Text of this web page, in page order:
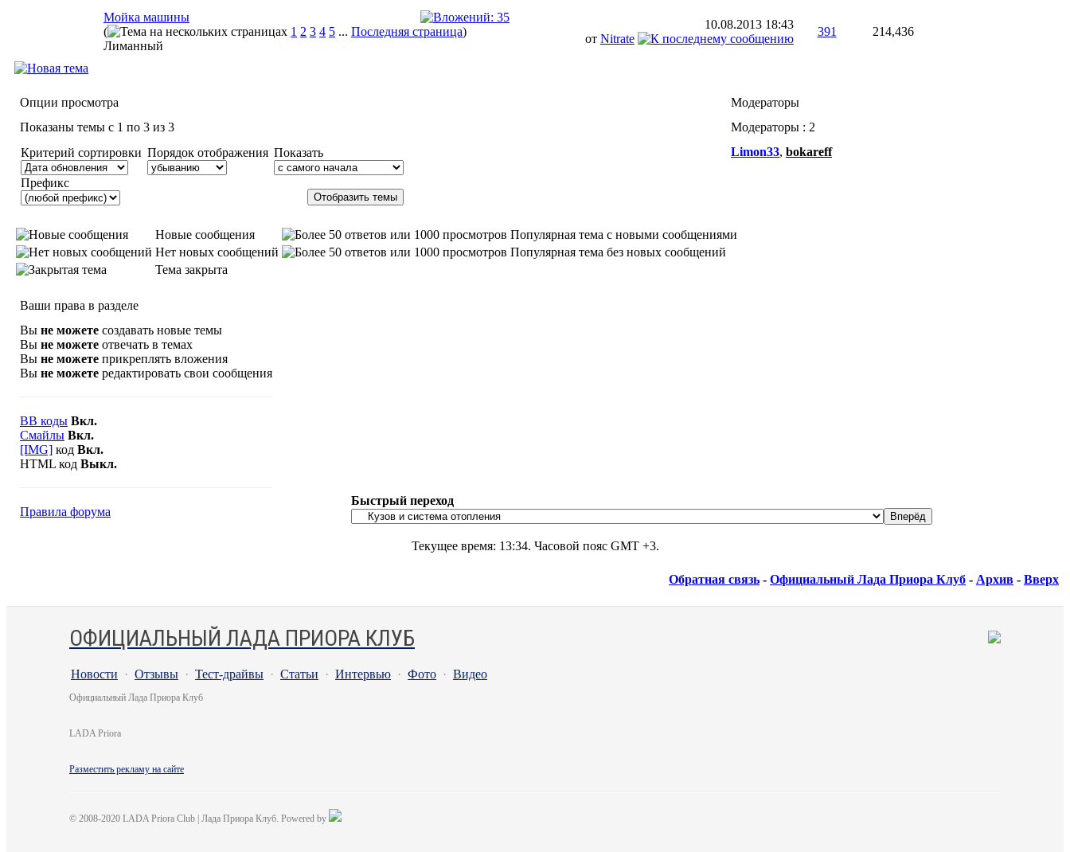
Мойка машины
(
1 2 3 4 5 ... Последняя страница)
Лиманный
10.08.2013 18:43
от Nitrate
391 214,436
Опции просмотра
Модераторы
Показаны темы с 1 по 3 из 3
Модераторы : 2
Критерий сортировки Порядок отображения Показать
Префикс
Limon33, bokareff
Новые сообщения
Популярная тема с новыми сообщениями
Нет новых сообщений
Популярная тема без новых сообщений
Тема закрыта
Ваши права в разделе
Вы не можете создавать новые темы
Вы не можете отвечать в темах
Вы не можете прикреплять вложения
Вы не можете редактировать свои сообщения
BB коды Вкл.
Смайлы Вкл.
[IMG] код Вкл.
HTML код Выкл.
Правила форума
Быстрый переход
Текущее время: 13:34. Часовой пояс GMT +3.
Обратная связь - Официальный Лада Приора Клуб - Архив - Вверх
ОФИЦИАЛЬНЫЙ ЛАДА ПРИОРА КЛУБ
Новости · Отзывы · Тест-драйвы · Статьи · Интервью · Фото · Видео
Официальный Лада Приора Клуб
LADA Priora
Разместить рекламу на сайте
© 2008-2020 LADA Priora Club | Лада Приора Клуб. Powered by